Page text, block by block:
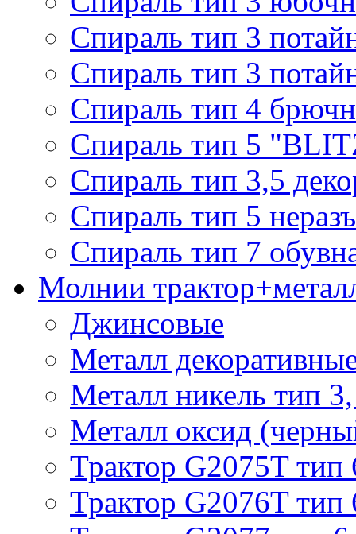
Спираль тип 3
Спираль тип 3
Спираль тип 4
Спираль тип 5
Спираль тип 3,5
Спираль тип 5
Спираль тип 7
Молнии
Джинсовые
Металл
Металл никель тип
Металл оксид
Трактор G2075T тип
Трактор G2076T тип